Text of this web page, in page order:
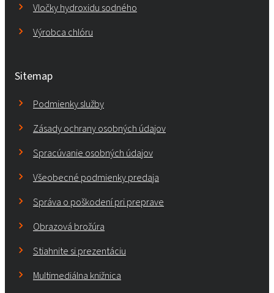
Vločky hydroxidu sodného
Výrobca chlóru
Sitemap
Podmienky služby
Zásady ochrany osobných údajov
Spracúvanie osobných údajov
Všeobecné podmienky predaja
Správa o poškodení pri preprave
Obrazová brožúra
Stiahnite si prezentáciu
Multimediálna knižnica